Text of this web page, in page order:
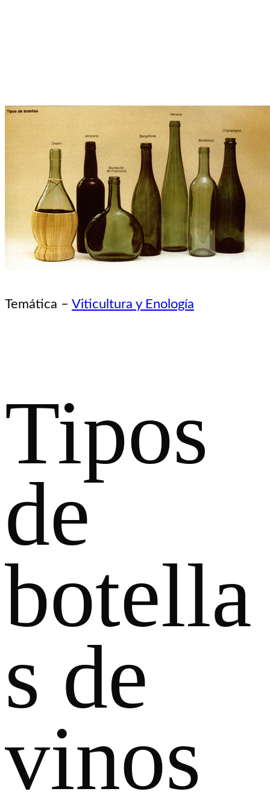
Temática – Viticultura y Enología
Tipos
de
botella
s de
vinos